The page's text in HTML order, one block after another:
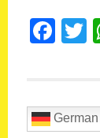
German